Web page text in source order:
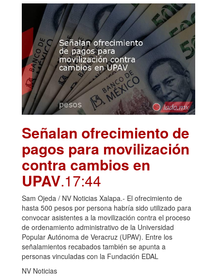
Señalan ofrecimiento de
pagos para movilización
contra cambios en
UPAV.17:44
Sam Ojeda / NV Noticias Xalapa.- El ofrecimiento de
hasta 500 pesos por persona habría sido utilizado para
convocar asistentes a la movilización contra el proceso
de ordenamiento administrativo de la Universidad
Popular Autónoma de Veracruz (UPAV). Entre los
señalamientos recabados también se apunta a
personas vinculadas con la Fundación EDAL
NV Noticias